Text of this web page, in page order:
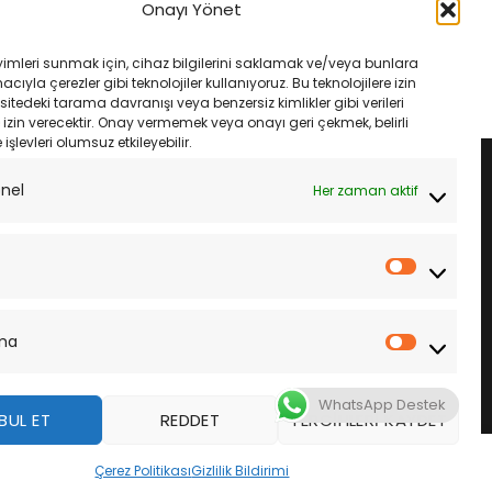
Onayı Yönet
sunmak için, cihaz bilgilerini saklamak ve/veya bunlara
çerezler gibi teknolojiler kullanıyoruz. Bu teknolojilere izin
tarama davranışı veya benzersiz kimlikler gibi verileri
verecektir. Onay vermemek veya onayı geri çekmek, belirli
işlevleri olumsuz etkileyebilir.
Her zaman aktif
İstatistik
ET REDDET TERCIHLERI KAYDET
Çerez PolitikasıGizlilik Bildirimi
Takımı
fiyat:
₺18,800.00.
andaki
fiyat:
₺17,485.00.
Arka Lastik
fiyat:
₺6,200.00.
andaki
fiyat:
₺5,890.00.
SEPETE EKLE
DAHA FAZLA BILGI
WhatsApp Destek